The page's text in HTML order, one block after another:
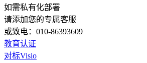
如需私有化部署
请添加您的专属客服
或致电：010-86393609
教育认证
对标Visio